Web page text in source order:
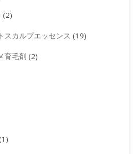
(2)
スカルプエッセンス (19)
育毛剤 (2)